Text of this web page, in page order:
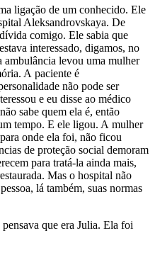
ligação de um conhecido. Ele
Aleksandrovskaya. De
comigo. Ele sabia que
interessado, digamos, no
ambulância levou uma mulher
A paciente é
não pode ser
e eu disse ao médico
sabe quem ela é, então
tempo. E ele ligou. A mulher
onde ela foi, não ficou
de proteção social demoram
para tratá-la ainda mais,
Mas o hospital não
lá também, suas normas
que era Julia. Ela foi